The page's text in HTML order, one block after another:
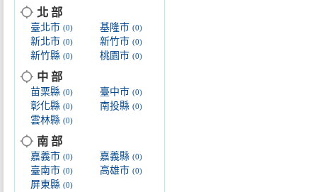
location_searching 北 部
臺北市 (0) 基隆市(0)
新北市 (0) 新竹市(0)
新竹縣 (0) 桃園市(0)
location_searching 中 部
苗栗縣 (0) 臺中市(0)
彰化縣 (0) 南投縣(0)
雲林縣 (0)
location_searching 南 部
嘉義市 (0) 嘉義縣(0)
臺南市 (0) 高雄市(0)
屏東縣 (0)